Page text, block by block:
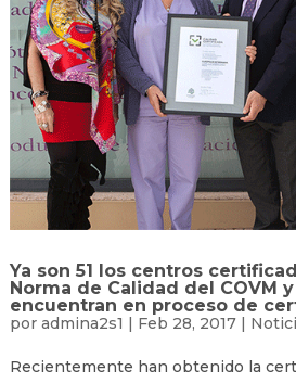
Ya son 51 los centros
Norma de Calidad del COVM
encuentran en proceso de
por admina2s1 | Feb 28, 2017|
Recientemente han obtenido la